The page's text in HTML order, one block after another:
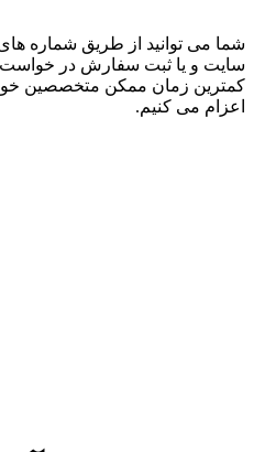
شما می توانید از طریق شماره
سایت و یا ثبت سفارش در خواست
کمترین زمان ممکن متخصصین
اعزام می کنیم.